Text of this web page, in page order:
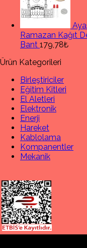
Ramazan Kağıt
Bant 179,78₺
Ürün Kategorileri
Birleştiriciler
Eğitim Kitleri
El Aletleri
Elektronik
Enerji
Hareket
Kablolama
Kompanentler
Mekanik